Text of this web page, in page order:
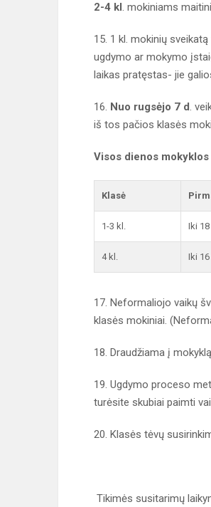
2-4 kl. mokiniams
15. 1 kl. mokinių
ugdymo ar mokymo
laikas pratęstas- jie
16. Nuo rugsėjo 7 d.
iš tos pačios klasės
Visos dienos mokyklos
Klasė
1-3 kl. Iki 18
4 kl. Iki 16
17. Neformaliojo vaikų
klasės mokiniai.
18. Draudžiama į
19. Ugdymo proceso
turėsite skubiai paimti
20. Klasės tėvų
Tikimės susitarimų